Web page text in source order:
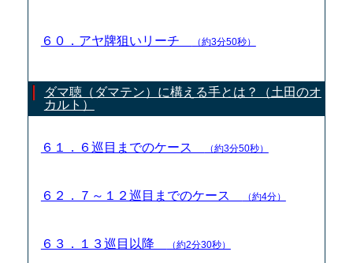
６０．アヤ牌狙いリーチ （約3分50秒）
ダマ聴（ダマテン）に構える手とは？（土田のオ
カルト）
６１．６巡目までのケース （約3分50秒）
６２．７～１２巡目までのケース （約4分）
６３．１３巡目以降 （約2分30秒）